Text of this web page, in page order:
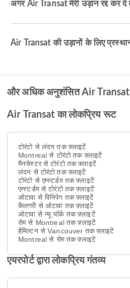
अगर Air Transat मेरी उड़ान रद्द कर दे
Air Transat की उड़ानों के लिए
और अधिक अनुशंसित Air Transat
Air Transat का लोकप्रिय रूट
टोरंटो से लंदन तक फ़्लाइटें
Montreal से टोरंटो तक फ़्लाइटें
मैनचेस्टर से टोरंटो तक फ़्लाइटें
लंदन से टोरंटो तक फ़्लाइटें
टोरंटो से एम्स्टर्डम तक फ़्लाइटें
एम्स्टर्डम से टोरंटो तक फ़्लाइटें
ओटावा से विनिपेग तक फ़्लाइटें
कैलगरी से ओटावा तक फ़्लाइटें
ओटावा से न्यू यॉर्क तक फ़्लाइटें
रोम से Montreal तक फ़्लाइटें
हैमिल्टन से Vancouver तक फ़्लाइटें
Montreal से रोम तक फ़्लाइटें
एयरपोर्ट द्वारा लोकप्रिय गंतव्य